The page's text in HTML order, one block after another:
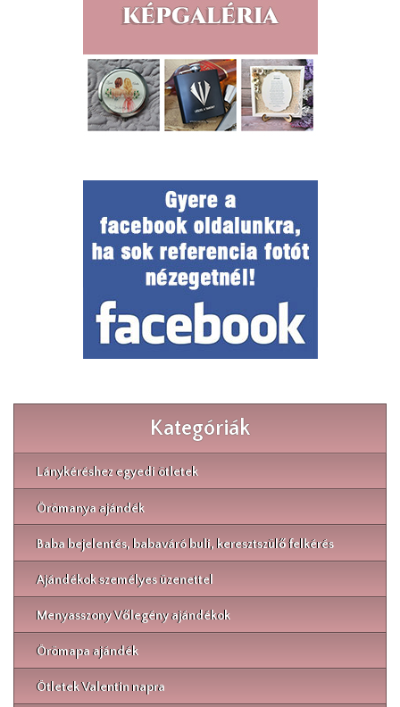
Kategóriák
Lánykéréshez egyedi ötletek
Örömanya ajándék
Baba bejelentés, babaváró buli, keresztszülő felkérés
Ajándékok személyes üzenettel
Menyasszony Vőlegény ajándékok
Örömapa ajándék
Ötletek Valentin napra